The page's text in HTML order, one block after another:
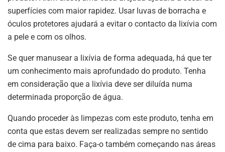
superfícies com maior rapidez. Usar luvas de borracha e
óculos protetores ajudará a evitar o contacto da lixívia com
a pele e com os olhos.
Se quer manusear a lixívia de forma adequada, há que ter
um conhecimento mais aprofundado do produto. Tenha
em consideração que a lixívia deve ser diluída numa
determinada proporção de água.
Quando proceder às limpezas com este produto, tenha em
conta que estas devem ser realizadas sempre no sentido
de cima para baixo. Faça-o também começando nas áreas